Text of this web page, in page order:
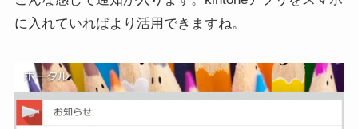
に入れていればより活用できますね。